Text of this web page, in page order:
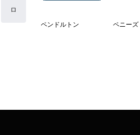
ロ
ペンドルトン ペニーズ